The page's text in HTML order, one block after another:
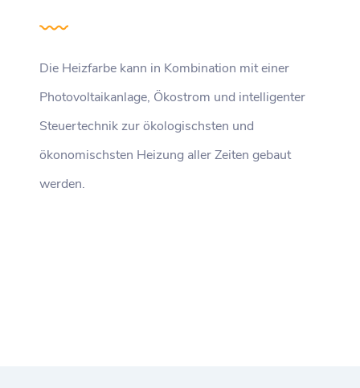
Die Heizfarbe kann in Kombination mit einer
Photovoltaikanlage, Ökostrom und intelligenter
Steuertechnik zur ökologischsten und
ökonomischsten Heizung aller Zeiten gebaut
werden.